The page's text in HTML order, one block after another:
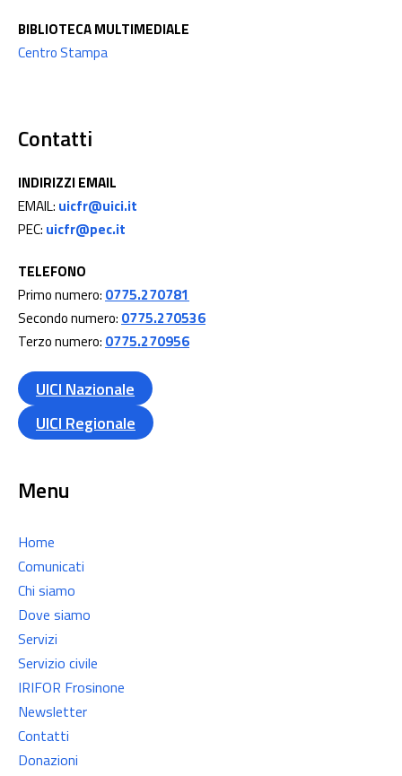
BIBLIOTECA MULTIMEDIALE
Centro Stampa
Contatti
INDIRIZZI EMAIL
EMAIL: uicfr@uici.it
PEC: uicfr@pec.it
TELEFONO
Primo numero: 0775.270781
Secondo numero: 0775.270536
Terzo numero: 0775.270956
UICI Nazionale
UICI Regionale
Menu
Home
Comunicati
Chi siamo
Dove siamo
Servizi
Servizio civile
IRIFOR Frosinone
Newsletter
Contatti
Donazioni